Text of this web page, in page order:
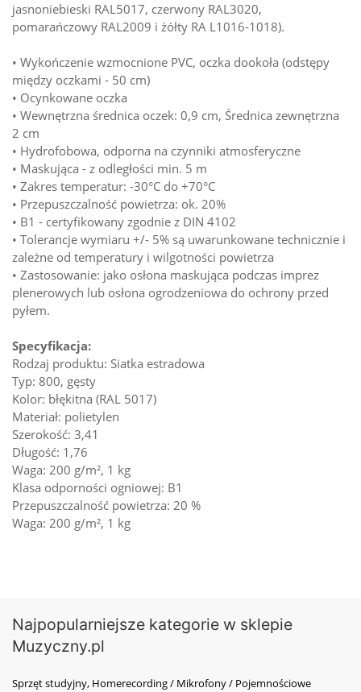
jasnoniebieski RAL5017, czerwony RAL3020,
pomarańczowy RAL2009 i żółty RA L1016-1018).
• Wykończenie wzmocnione PVC, oczka dookoła (odstępy
między oczkami - 50 cm)
• Ocynkowane oczka
• Wewnętrzna średnica oczek: 0,9 cm, Średnica zewnętrzna
2 cm
• Hydrofobowa, odporna na czynniki atmosferyczne
• Maskująca - z odległości min. 5 m
• Zakres temperatur: -30°C do +70°C
• Przepuszczalność powietrza: ok. 20%
• B1 - certyfikowany zgodnie z DIN 4102
• Tolerancje wymiaru +/- 5% są uwarunkowane technicznie i
zależne od temperatury i wilgotności powietrza
• Zastosowanie: jako osłona maskująca podczas imprez
plenerowych lub osłona ogrodzeniowa do ochrony przed
pyłem.
Specyfikacja:
Rodzaj produktu: Siatka estradowa
Typ: 800, gęsty
Kolor: błękitna (RAL 5017)
Materiał: polietylen
Szerokość: 3,41
Długość: 1,76
Waga: 200 g/m², 1 kg
Klasa odporności ogniowej: B1
Przepuszczalność powietrza: 20 %
Waga: 200 g/m², 1 kg
Najpopularniejsze kategorie w sklepie
Muzyczny.pl
Sprzęt studyjny, Homerecording / Mikrofony / Pojemnościowe